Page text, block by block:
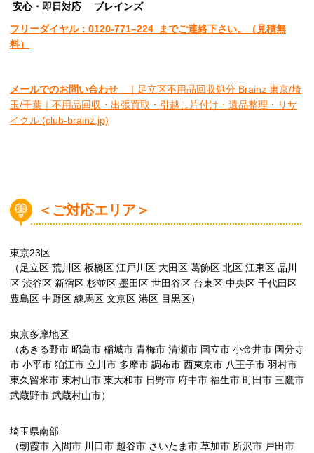
安心・即日対応
ブレインズ
フリーダイヤル：0120-771–224 までご連絡下さい。
（見積無
料）
メールでのお問い合わせ
｜足立区不用品回収処分 Brainz 東京/埼
玉/千葉｜不用品回収・出張買取・引越し片付け・遺品整理・リサ
イクル (club-brainz.jp)
＜ご対応エリア＞
東京23区
（足立区 荒川区 板橋区 江戸川区 大田区 葛飾区 北区 江東区 品川
区 渋谷区 新宿区 杉並区 墨田区 世田谷区 台東区 中央区 千代田区
豊島区 中野区 練馬区 文京区 港区 目黒区）
東京多摩地区
（あきる野市 昭島市 稲城市 青梅市 清瀬市 国立市 小金井市 国分寺
市 小平市 狛江市 立川市 多摩市 調布市 西東京市 八王子市 羽村市
東久留米市 東村山市 東大和市 日野市 府中市 福生市 町田市 三鷹市
武蔵野市 武蔵村山市）
埼玉県南部
（朝霞市 入間市 川口市 越谷市 さいたま市 草加市 所沢市 戸田市